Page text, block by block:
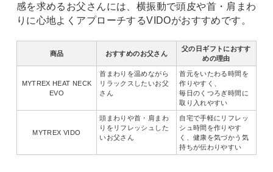
感を求めるお父さんには、横振動で頭皮や首・肩まわ
りに心地よくアプローチするVIDOがおすすめです。
商品 おすすめのお父さん
父の日ギフトにおすす
めの理由
MYTREX HEAT NECK
EVO
首まわりを温めながら
リラックスしたいお父
さん
首元をいたわる時間を
作りやすく、
毎日のくつろぎ時間に
取り入れやすい
MYTREX VIDO
頭まわりや首・肩まわ
りをリフレッシュした
いお父さん
自宅で手軽にリフレッ
シュ時間を作りやす
く、健康を気づかう気
持ちが伝わりやすい